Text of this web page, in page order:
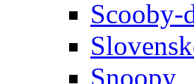
Scooby-
Snoopy